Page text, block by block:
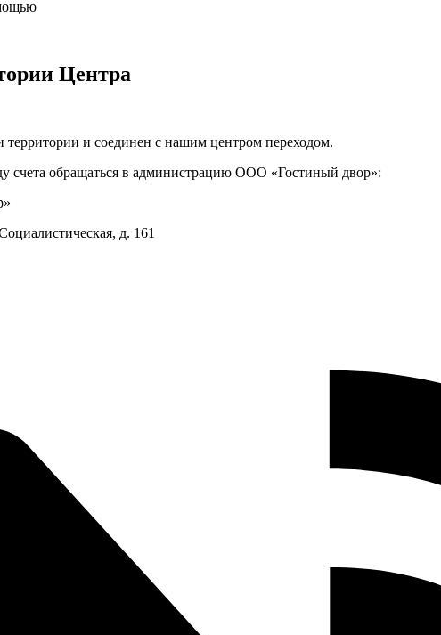
Центра
и соединен с нашим центром переходом.
счета обращаться в администрацию ООО «Гостиный двор»:
д. 161